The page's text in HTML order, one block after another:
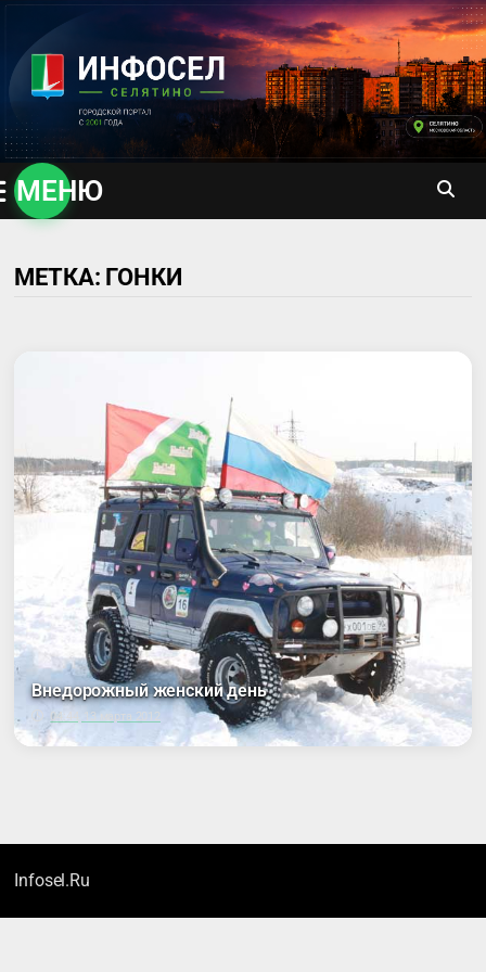
содержимому
МЕНЮ
МЕТКА: ГОНКИ
Внедорожный женский день
04:44, 13 марта 2012
Infosel.Ru